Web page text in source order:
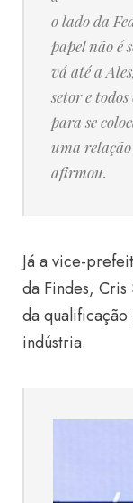
o lado da
papel não é
vá até a
setor e
para se
uma
afirmou.
Já a vice-
da Findes,
da
indústria.